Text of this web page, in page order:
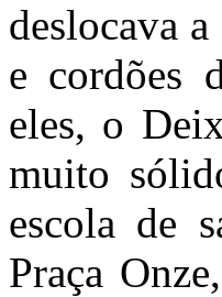
deslocava
e cordões
eles, o
muito
escola de
Praça